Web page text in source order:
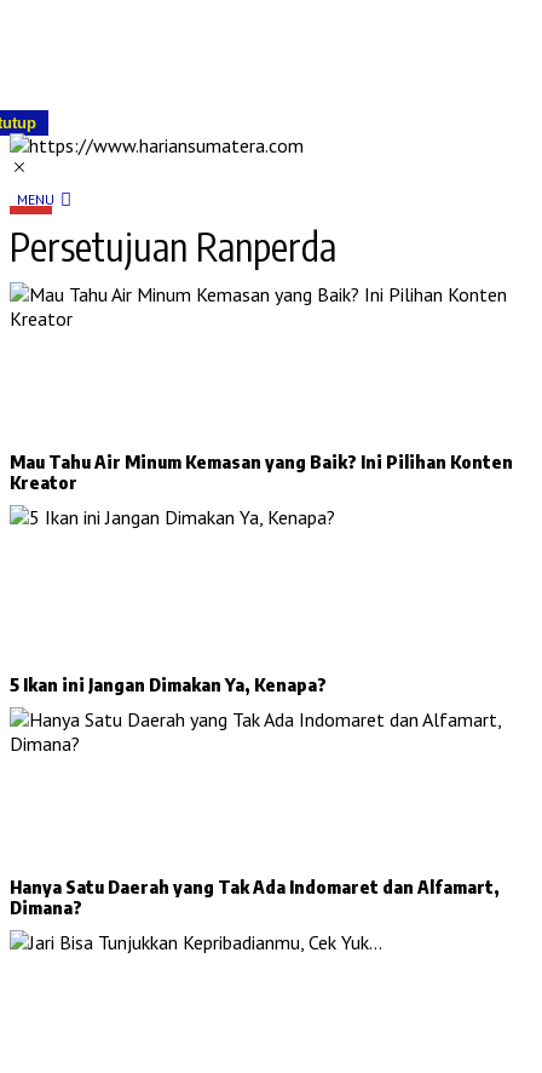
MENU
Persetujuan Ranperda
Mau Tahu Air Minum Kemasan yang Baik? Ini Pilihan Konten
Kreator
5 Ikan ini Jangan Dimakan Ya, Kenapa?
Hanya Satu Daerah yang Tak Ada Indomaret dan Alfamart,
Dimana?